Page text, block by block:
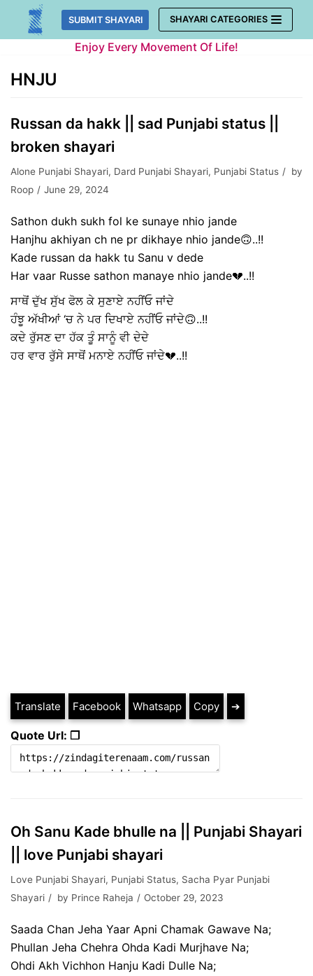
Skip
SUBMIT SHAYARI SHAYARI CATEGORIES
Enjoy Every Movement Of Life!
HNJU
Russan da hakk || sad Punjabi status ||
broken shayari
Alone Punjabi Shayari, Dard Punjabi Shayari, Punjabi Status
by
Roop
June 29, 2024
Sathon dukh sukh fol ke sunaye nhio jande
Hanjhu akhiyan ch ne pr dikhaye nhio jande🙃..!!
Kade russan da hakk tu Sanu v dede
Har vaar Russe sathon manaye nhio jande💔..!!
ਸਾਥੋਂ ਦੁੱਖ ਸੁੱਖ ਫੋਲ ਕੇ ਸੁਣਾਏ ਨਹੀਂਓ ਜਾਂਦੇ
ਹੰਝੂ ਅੱਖੀਆਂ ‘ਚ ਨੇ ਪਰ ਦਿਖਾਏ ਨਹੀਂਓ ਜਾਂਦੇ🙃..!!
ਕਦੇ ਰੁੱਸਣ ਦਾ ਹੱਕ ਤੂੰ ਸਾਨੂੰ ਵੀ ਦੇਦੇ
ਹਰ ਵਾਰ ਰੁੱਸੇ ਸਾਥੋਂ ਮਨਾਏ ਨਹੀਂਓ ਜਾਂਦੇ💔..!!
Translate Facebook Whatsapp Copy ➔
Quote Url: ❐
Oh Sanu Kade bhulle na || Punjabi Shayari
|| love Punjabi shayari
Love Punjabi Shayari, Punjabi Status, Sacha Pyar Punjabi
Shayari
by Prince Raheja October 29, 2023
Saada Chan Jeha Yaar Apni Chamak Gawave Na;
Phullan Jeha Chehra Ohda Kadi Murjhave Na;
Ohdi Akh Vichhon Hanju Kadi Dulle Na;